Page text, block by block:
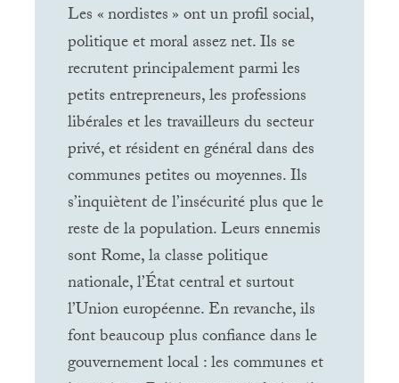
Les «nordistes» ont un profil social,
politique et moral assez net. Ils se
recrutent principalement parmi les
petits entrepreneurs, les professions
libérales et les travailleurs du secteur
privé, et résident en général dans des
communes petites ou moyennes. Ils
s’inquiètent de l’insécurité plus que le
reste de la population. Leurs ennemis
sont Rome, la classe politique
nationale, l’État central et surtout
l’Union européenne. En revanche, ils
font beaucoup plus confiance dans le
gouvernement local : les communes et